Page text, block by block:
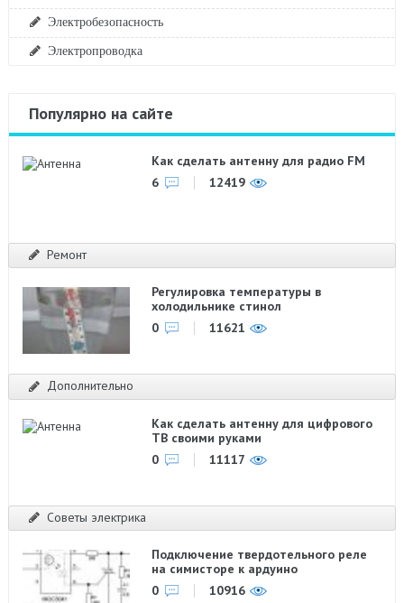
Электробезопасность
Электропроводка
Популярно на сайте
Как сделать антенну для радио FM
6
12419
Ремонт
Регулировка температуры в
холодильнике стинол
0
11621
Дополнительно
Как сделать антенну для цифрового
ТВ своими руками
0
11117
Советы электрика
Подключение твердотельного реле
на симисторе к ардуино
0
10916